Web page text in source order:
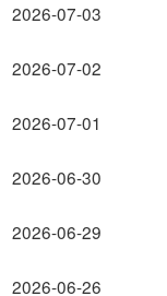
2026-07-03
2026-07-02
2026-07-01
2026-06-30
2026-06-29
2026-06-26